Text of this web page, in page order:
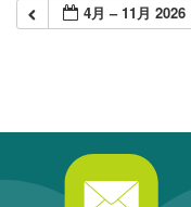
4月 – 11月 2026